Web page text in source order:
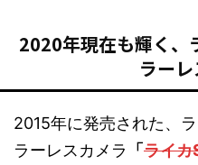
2020年現在も輝く、
ラー
2015年に発売された、
ラーレスカメラ
「 ライカ